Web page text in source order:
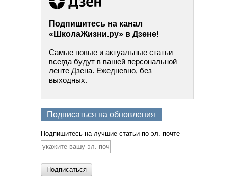
Подпишитесь на канал
«ШколаЖизни.ру» в Дзене!
Самые новые и актуальные статьи
всегда будут в вашей персональной
ленте Дзена. Ежедневно, без
выходных.
Подписаться на обновления
Подпишитесь на лучшие статьи по эл. почте